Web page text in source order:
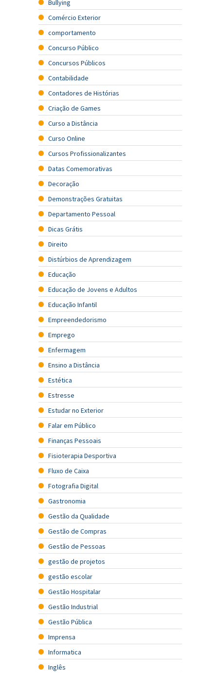
Bullying
Comércio Exterior
comportamento
Concurso Público
Concursos Públicos
Contabilidade
Contadores de Histórias
Criação de Games
Curso a Distância
Curso Online
Cursos Profissionalizantes
Datas Comemorativas
Decoração
Demonstrações Gratuitas
Departamento Pessoal
Dicas Grátis
Direito
Distúrbios de Aprendizagem
Educação
Educação de Jovens e Adultos
Educação Infantil
Empreendedorismo
Emprego
Enfermagem
Ensino a Distância
Estética
Estresse
Estudar no Exterior
Falar em Público
Finanças Pessoais
Fisioterapia Desportiva
Fluxo de Caixa
Fotografia Digital
Gastronomia
Gestão da Qualidade
Gestão de Compras
Gestão de Pessoas
gestão de projetos
gestão escolar
Gestão Hospitalar
Gestão Industrial
Gestão Pública
Imprensa
Informatica
Inglês